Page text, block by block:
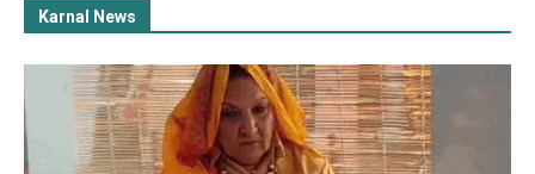
Karnal News